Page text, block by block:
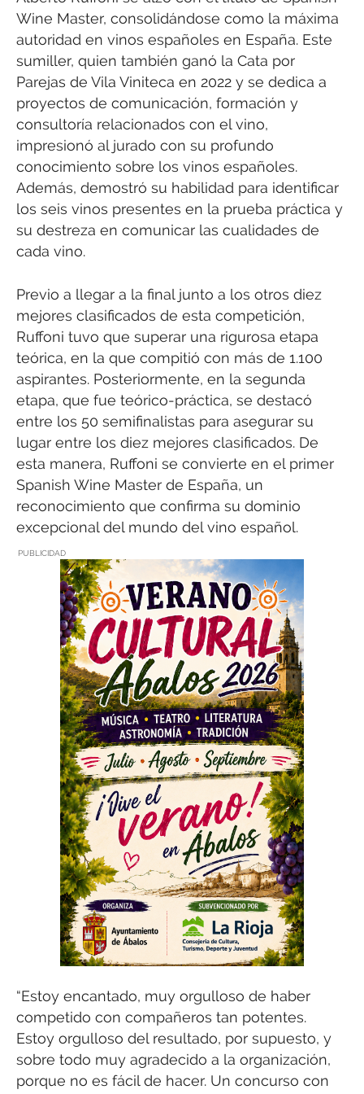
Wine Master, consolidándose como la máxima
autoridad en vinos españoles en España. Este
sumiller, quien también ganó la Cata por
Parejas de Vila Viniteca en 2022 y se dedica a
proyectos de comunicación, formación y
consultoría relacionados con el vino,
impresionó al jurado con su profundo
conocimiento sobre los vinos españoles.
Además, demostró su habilidad para identificar
los seis vinos presentes en la prueba práctica y
su destreza en comunicar las cualidades de
cada vino.
Previo a llegar a la final junto a los otros diez
mejores clasificados de esta competición,
Ruffoni tuvo que superar una rigurosa etapa
teórica, en la que compitió con más de 1.100
aspirantes. Posteriormente, en la segunda
etapa, que fue teórico-práctica, se destacó
entre los 50 semifinalistas para asegurar su
lugar entre los diez mejores clasificados. De
esta manera, Ruffoni se convierte en el primer
Spanish Wine Master de España, un
reconocimiento que confirma su dominio
excepcional del mundo del vino español.
PUBLICIDAD
“Estoy encantado, muy orgulloso de haber
competido con compañeros tan potentes.
Estoy orgulloso del resultado, por supuesto, y
sobre todo muy agradecido a la organización,
porque no es fácil de hacer. Un concurso con